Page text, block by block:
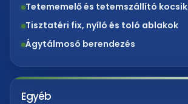
Tetememelő és tetemszállító kocsik
Tisztatéri fix, nyíló és toló ablakok
Ágytálmosó berendezés
Egyéb